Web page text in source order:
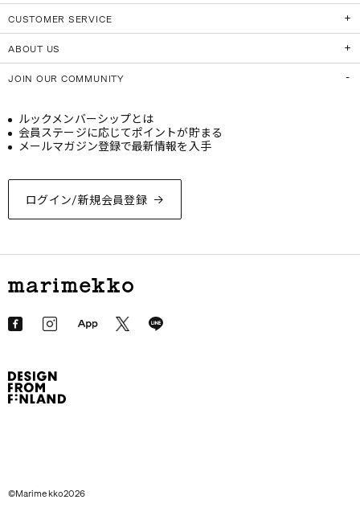
CUSTOMER SERVICE
ABOUT US
JOIN OUR COMMUNITY
ログイン/新規会員登録
ルックメンバーシップとは
会員ステージに応じてポイントが貯まる
メールマガジン登録で最新情報を入手
©Marimekko2026